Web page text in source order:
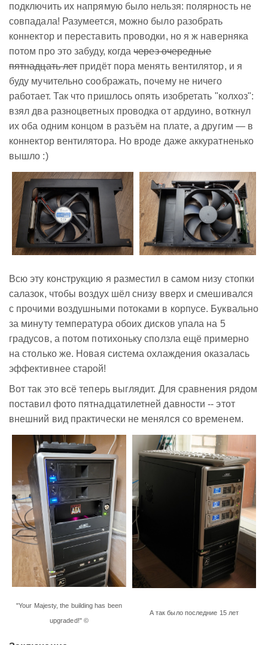
подключить их напрямую было нельзя: полярность не
совпадала! Разумеется, можно было разобрать
коннектор и переставить проводки, но я ж наверняка
потом про это забуду, когдачерез очередные
пятнадцать лет придёт пора менять вентилятор, и я
буду мучительно соображать, почему не ничего
работает. Так что пришлось опять изобретать "колхоз":
взял два разноцветных проводка от ардуино, воткнул
их оба одним концом в разъём на плате, а другим — в
коннектор вентилятора. Но вроде даже аккуратненько
вышло :)
Всю эту конструкцию я разместил в самом низу стопки
салазок, чтобы воздух шёл снизу вверх и смешивался
с прочими воздушными потоками в корпусе. Буквально
за минуту температура обоих дисков упала на 5
градусов, а потом потихоньку сползла ещё примерно
на столько же. Новая система охлаждения оказалась
эффективнее старой!
Вот так это всё теперь выглядит. Для сравнения рядом
поставил фото пятнадцатилетней давности -- этот
внешний вид практически не менялся со временем.
"Your Majesty, the building has been
upgraded!" ©
А так было последние 15 лет